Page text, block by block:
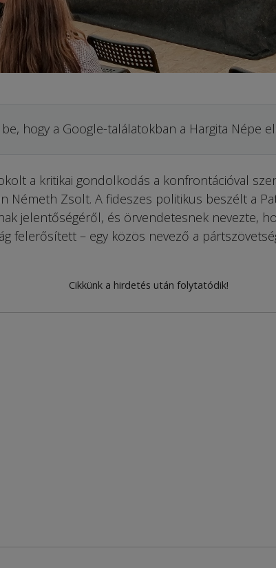
hogy a Google-találatokban a Hargita Népe
a kritikai gondolkodás a konfrontációval
Németh Zsolt. A fideszes politikus beszélt a
jelentőségéről, és örvendetesnek nevezte,
felerősített – egy közös nevező a
Cikkünk a hirdetés után folytatódik!